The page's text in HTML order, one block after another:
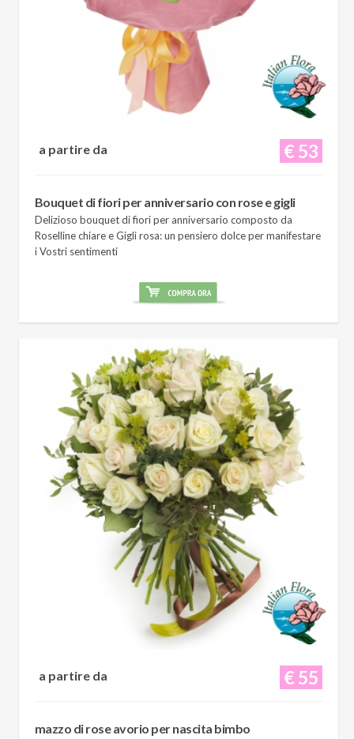
€ 53
a partire da
Bouquet di fiori per anniversario con rose e gigli
Delizioso bouquet di fiori per anniversario composto da
Roselline chiare e Gigli rosa: un pensiero dolce per manifestare
i Vostri sentimenti
€ 55
a partire da
mazzo di rose avorio per nascita bimbo